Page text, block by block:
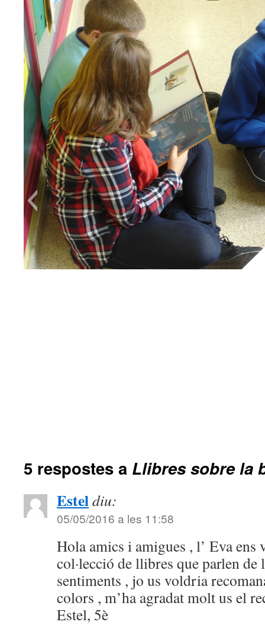
5 respostes a Llibres sobre la
Esteldiu:
05/05/2016 a les 11:58
Hola amics i amigues , l’ Eva ens
col·lecció de llibres que parlen de
sentiments , jo us voldria
colors , m’ha agradat molt us el
Estel, 5è